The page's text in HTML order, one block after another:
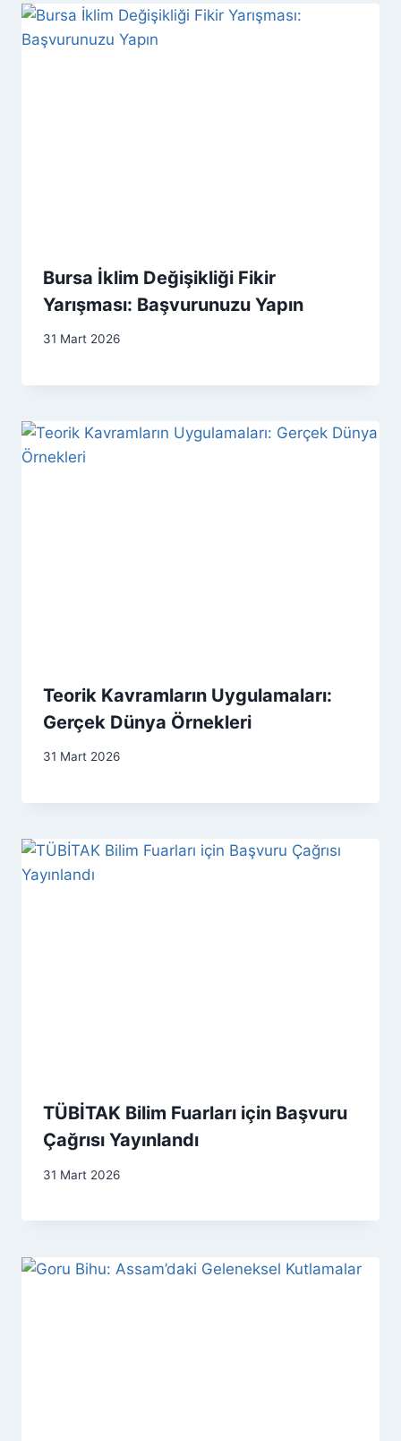
Bursa İklim Değişikliği Fikir
Yarışması: Başvurunuzu Yapın
31 Mart 2026
Teorik Kavramların Uygulamaları:
Gerçek Dünya Örnekleri
31 Mart 2026
TÜBİTAK Bilim Fuarları için Başvuru
Çağrısı Yayınlandı
31 Mart 2026